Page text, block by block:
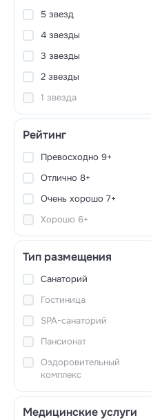
5 звезд
4 звезды
3 звезды
2 звезды
1 звезда
Рейтинг
Превосходно 9+
Отлично 8+
Очень хорошо 7+
Хорошо 6+
Тип размещения
Санаторий
Гостиница
SPA-санаторий
Пансионат
Оздоровительный
комплекс
Медицинские услуги